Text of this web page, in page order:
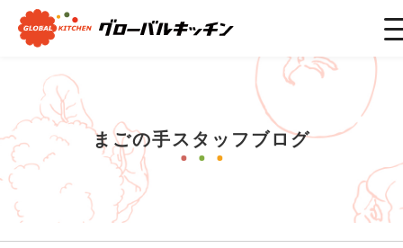
ホーム>まごの手スタッフブログ>商品のご案内
キッチン≫ おせち単品「祝い海老」のご案内
まごの手スタッフブログ